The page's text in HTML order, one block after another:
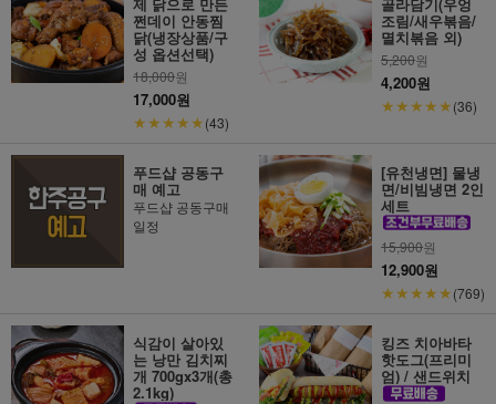
쩐데이 안동찜
닭(냉장상품/구
성 옵션선택)
18,000원
17,000원
★★★★★(43)
조림/새우볶음/
멸치볶음 외)
5,200원
4,200원
★★★★★(36)
푸드샵 공동구
매 예고
푸드샵 공동구매
일정
[유천냉면] 물냉
면/비빔냉면 2인
세트
15,900원
12,900원
★★★★★(769)
식감이 살아있
는 낭만 김치찌
개 700gx3개(총
2.1kg)
킹즈 치아바타
핫도그(프리미
엄) / 샌드위치